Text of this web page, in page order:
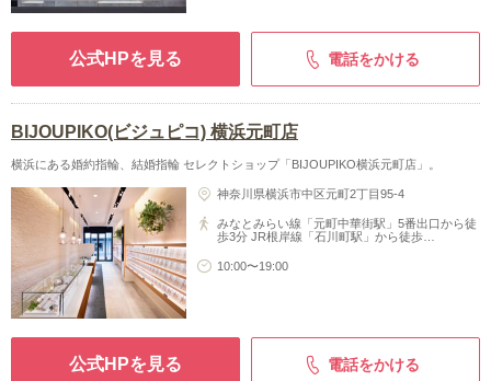
公式HPを見る 電話をかける
BIJOUPIKO(ビジュピコ) 横浜元町店
横浜にある婚約指輪、結婚指輪 セレクトショップ「BIJOUPIKO横浜元町店」。
神奈川県横浜市中区元町2丁目95-4
みなとみらい線「元町中華街駅」5番出口から徒
歩3分 JR根岸線「石川町駅」から徒歩…
10:00〜19:00
公式HPを見る 電話をかける